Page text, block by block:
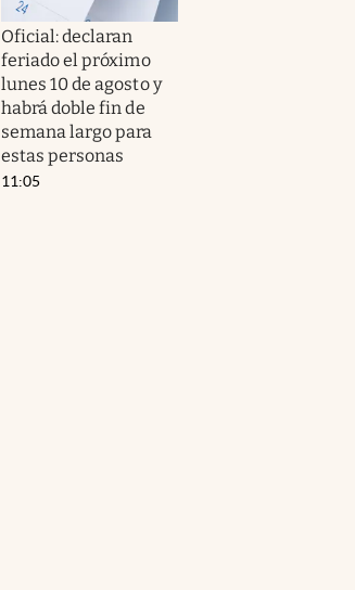
Oficial: declaran
feriado el próximo
lunes 10 de agosto y
habrá doble fin de
semana largo para
estas personas
11:05